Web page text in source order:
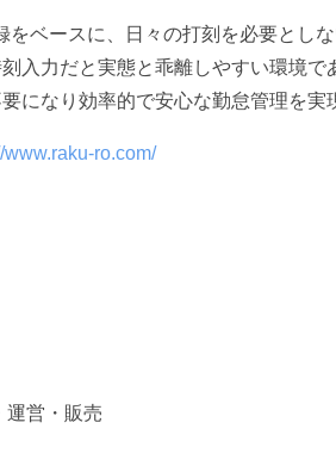
ベースに、日々の打刻を必要とし
入力だと実態と乖離しやすい環境
になり効率的で安心な勤怠管理を実
www.raku-ro.com/
営・販売